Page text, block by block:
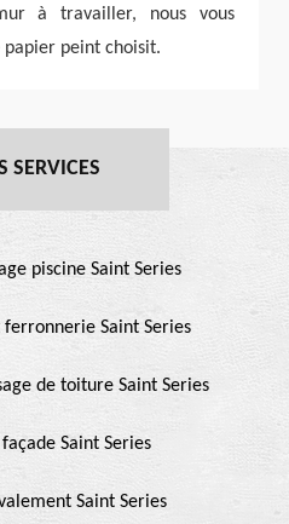
à travailler, nous vous
papier peint choisit.
SERVICES
piscine Saint Series
Saint Series
de toiture Saint Series
Saint Series
Saint Series